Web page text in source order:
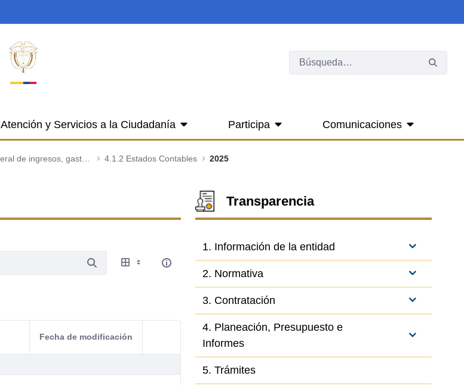
Atención y Servicios a la Ciudadanía Participa Comunicaciones
4.1 Presupuesto general de ingresos, gastos e inversión 4.1.2 Estados Contables 2025
Fecha de modificación
Acciones del elemento
Transparencia
1. Información de la entidad
2. Normativa
3. Contratación
4. Planeación, Presupuesto e
Informes
5. Trámites